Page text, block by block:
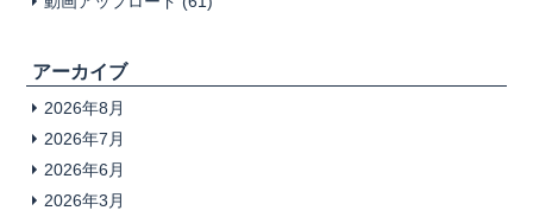
アーカイブ
2026年8月
2026年7月
2026年6月
2026年3月